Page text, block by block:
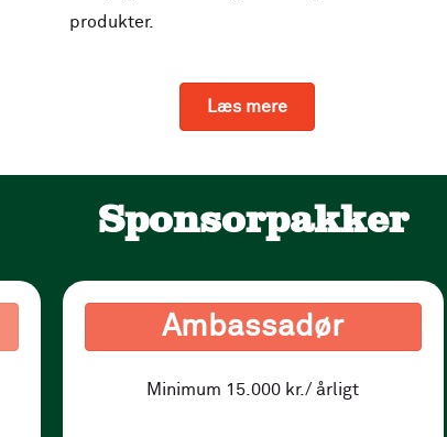
produkter.
Læs mere
Sponsorpakker
Ambassadør
Minimum 15.000 kr./ årligt